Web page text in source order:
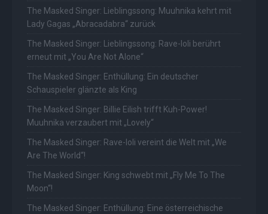
The Masked Singer: Lieblingssong: Muuhnika kehrt mit
Lady Gagas „Abracadabra“ zurück
The Masked Singer: Lieblingssong: Rave-Ioli berührt
erneut mit „You Are Not Alone“
The Masked Singer: Enthüllung: Ein deutscher
Schauspieler glänzte als King
The Masked Singer: Billie Eilish trifft Kuh-Power!
Muuhnika verzaubert mit „Lovely“
The Masked Singer: Rave-Ioli vereint die Welt mit „We
Are The World“!
The Masked Singer: King schwebt mit „Fly Me To The
Moon“!
The Masked Singer: Enthüllung: Eine österreichische